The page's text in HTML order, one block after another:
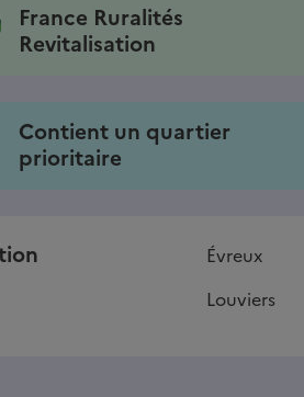
France Ruralités
Revitalisation
Contient un quartier
prioritaire
Évreux
Louviers